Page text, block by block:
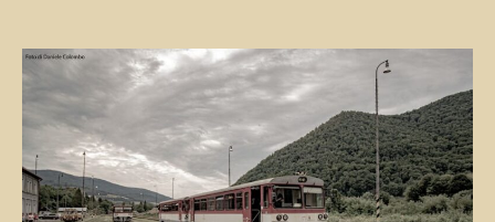
epopoea
ferroviaria
carpatica
nella
Slovacchia
centrale